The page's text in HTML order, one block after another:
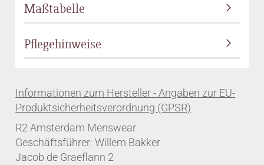
Maßtabelle
Pflegehinweise
R2 Amsterdam Menswear
Geschäftsführer: Willem Bakker
Jacob de Graeflann 2